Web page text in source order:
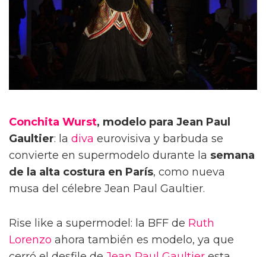
Conchita Wurst, modelo para Jean Paul
Gaultier: la diva eurovisiva y barbuda se
convierte en supermodelo durante la semana
de la alta costura en París, como nueva
musa del célebre Jean Paul Gaultier.
Rise like a supermodel: la BFF de Ruth
Lorenzo ahora también es modelo, ya que